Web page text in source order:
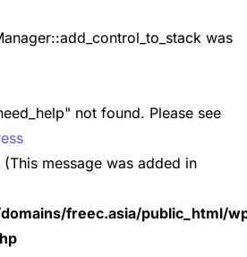
was
not found. Please see
message was added in
freec.asia/public_html/